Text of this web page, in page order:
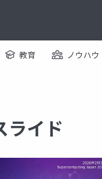
教育 ノウハウ
ライド